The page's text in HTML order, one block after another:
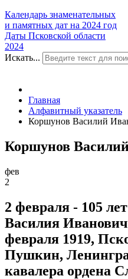
Календарь знаменательных
и памятных дат на 2024 год
Даты Псковской области
2024
Искать...
Главная
Алфавитный указатель
Коршунов Василий
Коршунов
фев
2
2 февраля - 105
Василия
февраля 1919,
Пушкин,
кавалера ордена